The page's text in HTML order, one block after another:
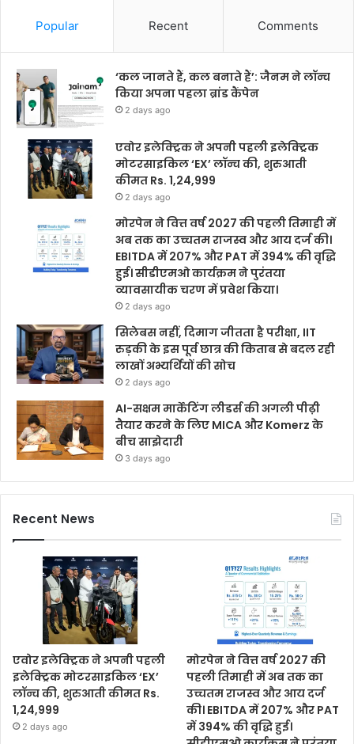
Popular Recent Comments
‘कल जानते हैं, कल बनाते हैं’: जैनम ने लॉन्च
किया अपना पहला ब्रांड कैंपेन
2 days ago
एवोर इलेक्ट्रिक ने अपनी पहली इलेक्ट्रिक
मोटरसाइकिल ‘EX’ लॉन्च की, शुरुआती
कीमत Rs. 1,24,999
2 days ago
मोरपेन ने वित्त वर्ष 2027 की पहली तिमाही में
अब तक का उच्चतम राजस्व और आय दर्ज की।
EBITDA में 207% और PAT में 394% की वृद्धि
हुई। सीडीएमओ कार्यक्रम ने पुरंतया
व्यावसायीक चरण में प्रवेश किया।
2 days ago
सिलेबस नहीं, दिमाग जीतता है परीक्षा, IIT
रुड़की के इस पूर्व छात्र की किताब से बदल रही
लाखों अभ्यर्थियों की सोच
2 days ago
AI-सक्षम मार्केटिंग लीडर्स की अगली पीढ़ी
तैयार करने के लिए MICA और Komerz के
बीच साझेदारी
3 days ago
Recent News
एवोर इलेक्ट्रिक ने अपनी पहली
इलेक्ट्रिक मोटरसाइकिल ‘EX’
लॉन्च की, शुरुआती कीमत Rs.
1,24,999
2 days ago
मोरपेन ने वित्त वर्ष 2027 की
पहली तिमाही में अब तक का
उच्चतम राजस्व और आय दर्ज
की। EBITDA में 207% और PAT
में 394% की वृद्धि हुई।